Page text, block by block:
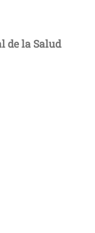
de la Salud